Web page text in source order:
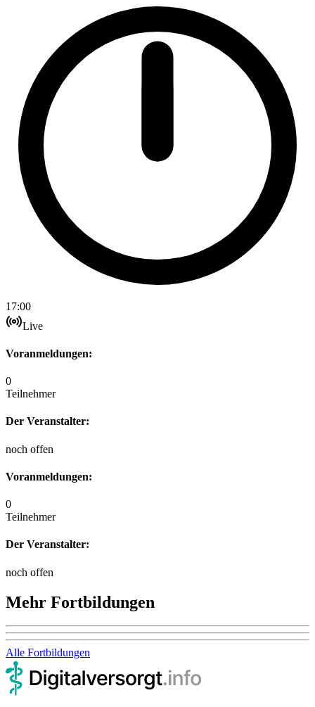
17:00
Live
Voranmeldungen:
0
Teilnehmer
Der Veranstalter:
noch offen
Voranmeldungen:
0
Teilnehmer
Der Veranstalter:
noch offen
Mehr Fortbildungen
Alle Fortbildungen